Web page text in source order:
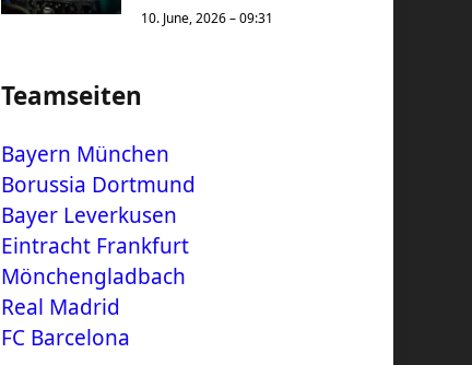
10. June, 2026 – 09:31
Teamseiten
Bayern München
Borussia Dortmund
Bayer Leverkusen
Eintracht Frankfurt
Mönchengladbach
Real Madrid
FC Barcelona